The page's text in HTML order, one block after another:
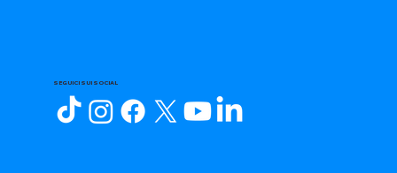
SEGUICI SUI SOCIAL